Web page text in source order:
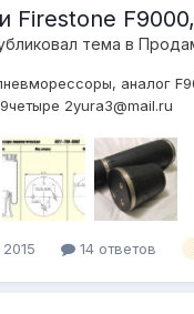
Firestone
тема в
аналог
2yura3@mail.ru
14 ответов